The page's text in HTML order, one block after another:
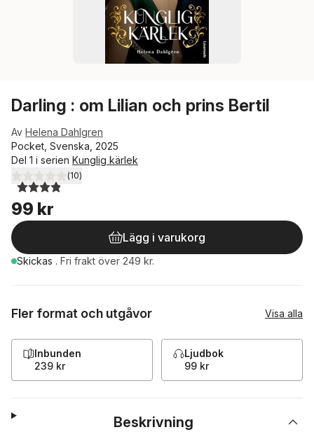
Darling : om Lilian och prins Bertil
Av Helena Dahlgren
Pocket, Svenska, 2025
Del 1 i serien Kunglig kärlek
3,9utav 5 stjärnor. Totalt antal röster:
(10)
99 kr
Lägg i varukorg
Skickas . Fri frakt över 249 kr.
Fler format och utgåvor Visa alla
Inbunden
239 kr
Ljudbok
99 kr
Beskrivning